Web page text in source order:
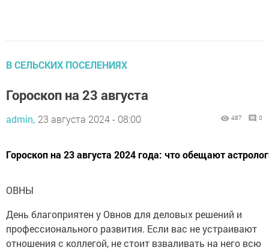
В СЕЛЬСКИХ ПОСЕЛЕНИЯХ
Гороскоп на 23 августа
admin, 23 августа 2024 - 08:00 487 0
Гороскоп на 23 августа 2024 года: что обещают
ОВНЫ
День благоприятен у Овнов для деловых решений и
профессионального развития. Если вас не устраивают
отношения с коллегой, не стоит взваливать на него всю